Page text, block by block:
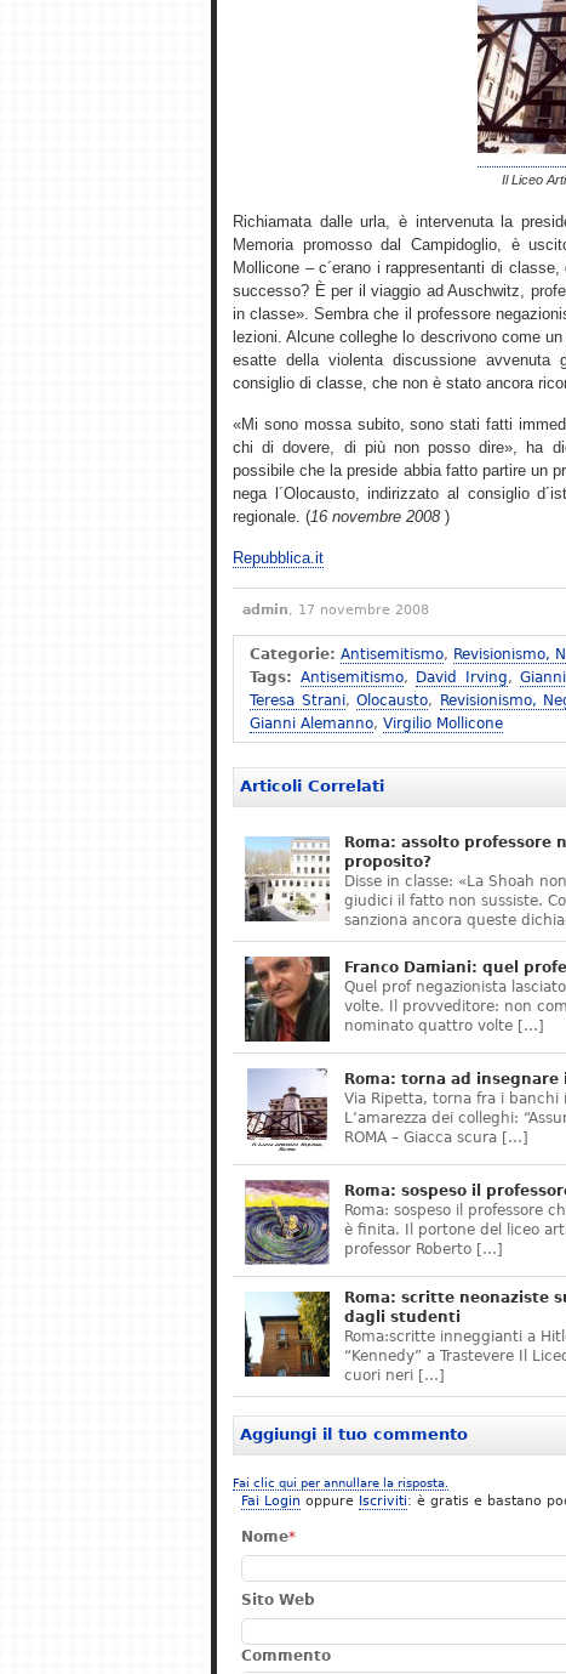
Il Liceo
Richiamata dalle urla, è intervenuta la
Memoria promosso dal Campidoglio, è
Mollicone – c´erano i rappresentanti di
successo? È per il viaggio ad Auschwitz,
in classe». Sembra che il professore
lezioni. Alcune colleghe lo descrivono come
esatte della violenta discussione
consiglio di classe, che non è stato ancora
«Mi sono mossa subito, sono stati fatti
chi di dovere, di più non posso dire», ha
possibile che la preside abbia fatto partire un
nega l´Olocausto, indirizzato al consiglio
regionale. (16 novembre 2008 )
Repubblica.it
admin, 17 novembre 2008
Categorie: Antisemitismo, Revisionismo,
Tags: Antisemitismo, David Irving,
Teresa Strani, Olocausto, Revisionismo,
Gianni Alemanno, Virgilio Mollicone
Articoli Correlati
Roma: assolto professore
proposito?
Disse in classe: «La Shoah
giudici il fatto non sussiste.
sanziona ancora queste
Franco Damiani: quel
Quel prof negazionista
volte. Il provveditore: non
nominato quattro volte […]
Roma: torna ad
Via Ripetta, torna fra i banchi
L’amarezza dei colleghi:
ROMA – Giacca scura […]
Roma: sospeso il
Roma: sospeso il professore
è finita. Il portone del liceo
professor Roberto […]
Roma: scritte neonaziste
dagli studenti
Roma:scritte inneggianti a
“Kennedy” a Trastevere Il
cuori neri […]
Aggiungi il tuo commento
Fai clic qui per annullare la risposta.
Fai Login oppure Iscriviti: è gratis e bastano
Nome*
Sito Web
Commento